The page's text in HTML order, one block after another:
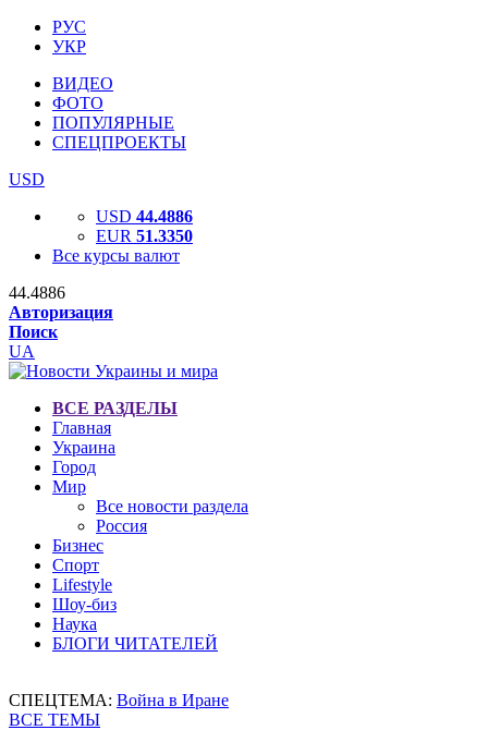
РУС
УКР
ВИДЕО
ФОТО
ПОПУЛЯРНЫЕ
СПЕЦПРОЕКТЫ
USD
USD 44.4886
EUR 51.3350
Все курсы валют
44.4886
Авторизация
Поиск
UA
ВСЕ РАЗДЕЛЫ
Главная
Украина
Город
Мир
Все новости раздела
Россия
Бизнес
Спорт
Lifestyle
Шоу-биз
Наука
БЛОГИ ЧИТАТЕЛЕЙ
СПЕЦТЕМА: Война в Иране
ВСЕ ТЕМЫ